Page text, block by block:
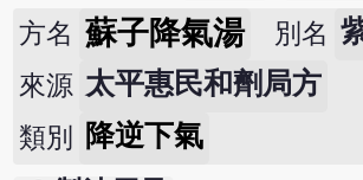
方名 蘇子降氣湯 別名
來源 太平惠民和劑局方
類別 降逆下氣